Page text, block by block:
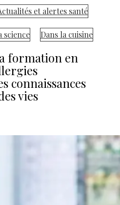
et alertes santé
science Dans la cuisine
formation en
connaissances
vies